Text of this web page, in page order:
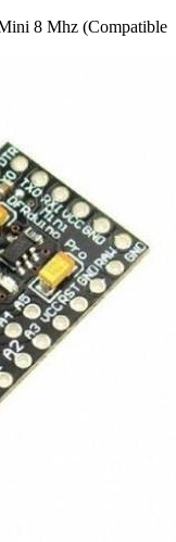
8 Mhz (Compatible